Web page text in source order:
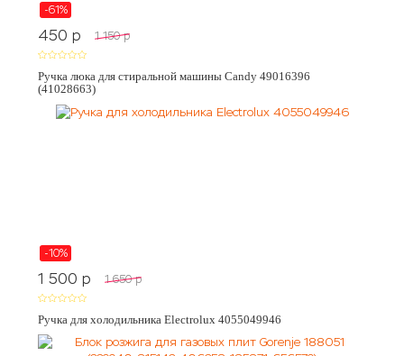
-61%
450 p 1 150 p
Ручка люка для стиральной машины Candy 49016396
(41028663)
-10%
1 500 p 1 650 p
Ручка для холодильника Electrolux 4055049946